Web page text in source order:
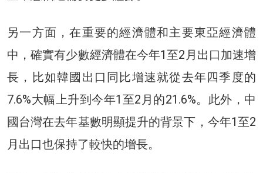
另一方面，在重要的經濟體和主要東亞經濟體
中，確實有少數經濟體在今年1至2月出口加速增
長，比如韓國出口同比增速就從去年四季度的
7.6%大幅上升到今年1至2月的21.6%。此外，中
國台灣在去年基數明顯提升的背景下，今年1至2
月出口也保持了較快的增長。